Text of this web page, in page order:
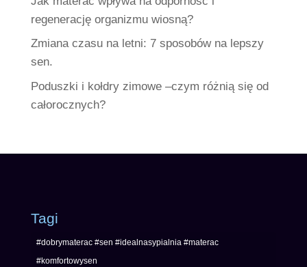
regenerację organizmu wiosną?
Zmiana czasu na letni: 7 sposobów na lepszy
sen.
Poduszki i kołdry zimowe –czym różnią się od
całorocznych?
Tagi
#dobrymaterac #sen #idealnasypialnia #materac
#komfortowysen